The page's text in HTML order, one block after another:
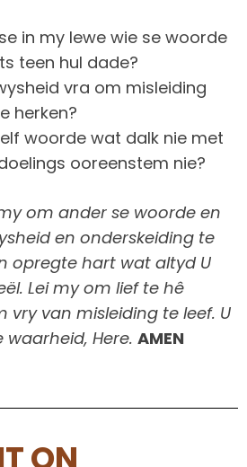
in my lewe wie se woorde
teen hul dade?
vra om misleiding
herken?
woorde wat dalk nie met
ooreenstem nie?
om ander se woorde en
en onderskeiding te
opregte hart wat altyd U
Lei my om lief te hê
vry van misleiding te leef. U
waarheid, Here. AMEN